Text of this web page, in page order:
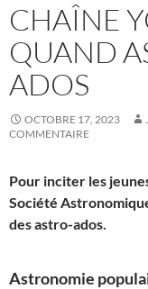
CHAÎNE
QUAND
ADOS
OCTOBRE 17, 2023
COMMENTAIRE
Pour inciter les
Société
des astro-ados.
Astronomie